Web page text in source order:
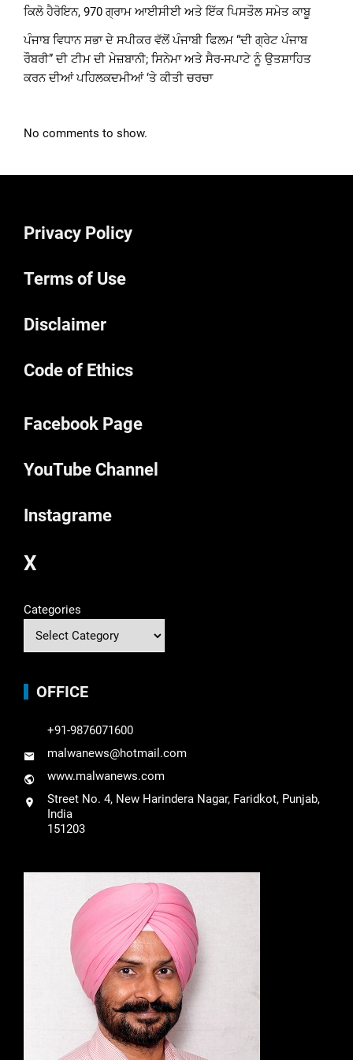
ਕਿਲੋ ਹੈਰੋਇਨ, 970 ਗ੍ਰਾਮ ਆਈਸੀਈ ਅਤੇ ਇੱਕ ਪਿਸਤੌਲ ਸਮੇਤ ਕਾਬੂ
ਪੰਜਾਬ ਵਿਧਾਨ ਸਭਾ ਦੇ ਸਪੀਕਰ ਵੱਲੋਂ ਪੰਜਾਬੀ ਫਿਲਮ “ਦੀ ਗ੍ਰੇਟ ਪੰਜਾਬ
ਰੌਬਰੀ” ਦੀ ਟੀਮ ਦੀ ਮੇਜ਼ਬਾਨੀ; ਸਿਨੇਮਾ ਅਤੇ ਸੈਰ-ਸਪਾਟੇ ਨੂੰ ਉਤਸ਼ਾਹਿਤ
ਕਰਨ ਦੀਆਂ ਪਹਿਲਕਦਮੀਆਂ ‘ਤੇ ਕੀਤੀ ਚਰਚਾ
No comments to show.
Privacy Policy
Terms of Use
Disclaimer
Code of Ethics
Facebook Page
YouTube Channel
Instagrame
X
Categories
OFFICE
+91-9876071600
malwanews@hotmail.com
www.malwanews.com
Street No. 4, New Harindera Nagar, Faridkot, Punjab,
India
151203